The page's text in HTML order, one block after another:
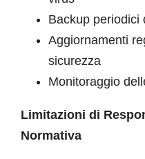
Backup periodici
Aggiornamenti
sicurezza
Monitoraggio
Limitazioni di
Normativa